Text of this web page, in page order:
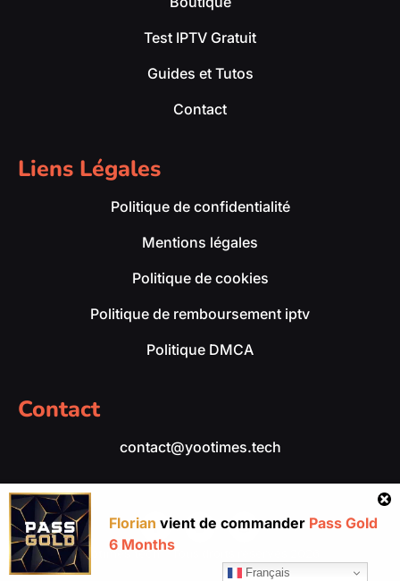
Test IPTV Gratuit
Guides et Tutos
Contact
Liens Légales
Politique de confidentialité
Mentions légales
Politique de cookies
Politique de remboursement iptv
Politique DMCA
Contact
contact@yootimes.tech
yootimes.tech – Tous droits réservés 2026.
Français
Florian vient de commander Pass Gold
6 Months